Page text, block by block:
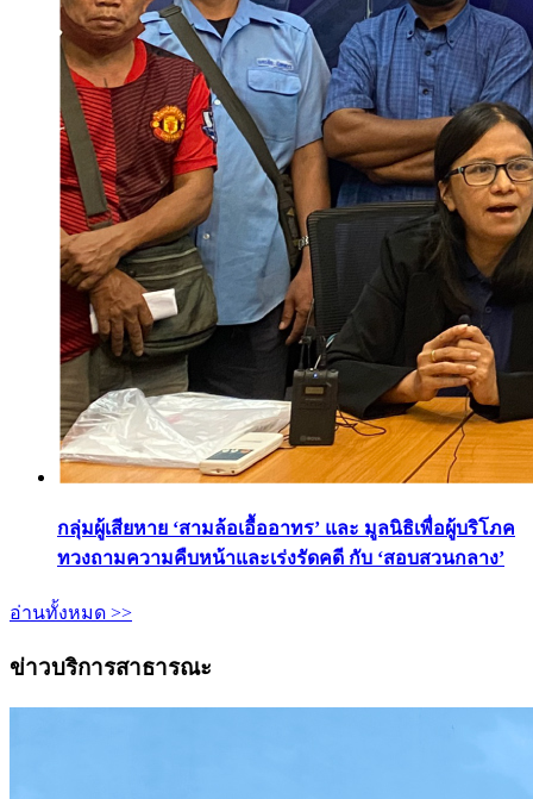
กลุ่มผู้เสียหาย ‘สามล้อเอื้ออาทร’ และ มูลนิธิเพื่อผู้บริโภค
ทวงถามความคืบหน้าและเร่งรัดคดี กับ ‘สอบสวนกลาง’
อ่านทั้งหมด >>
ข่าวบริการสาธารณะ